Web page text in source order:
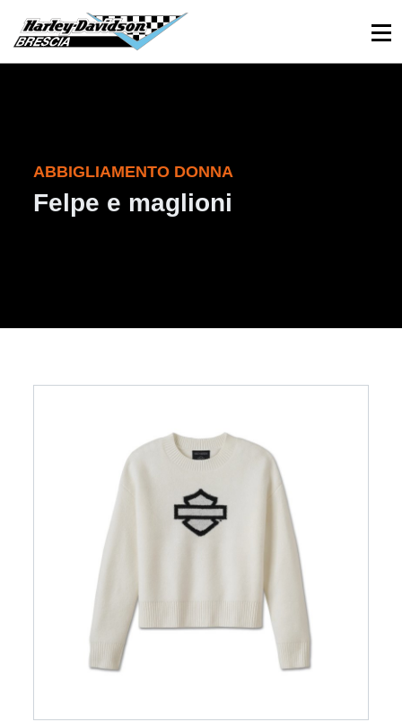
030 3366984 Viale Sant’Eufemia, 26 - Brescia
ABBIGLIAMENTO DONNA
Felpe e maglioni